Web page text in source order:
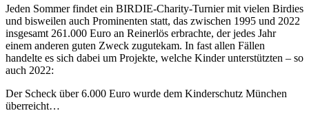
Jeden Sommer findet ein BIRDIE-Charity-Turnier mit vielen Birdies
und bisweilen auch Prominenten statt, das zwischen 1995 und 2022
insgesamt 261.000 Euro an Reinerlös erbrachte, der jedes Jahr
einem anderen guten Zweck zugutekam. In fast allen Fällen
handelte es sich dabei um Projekte, welche Kinder unterstützten – so
auch 2022:
Der Scheck über 6.000 Euro wurde dem Kinderschutz München
überreicht…